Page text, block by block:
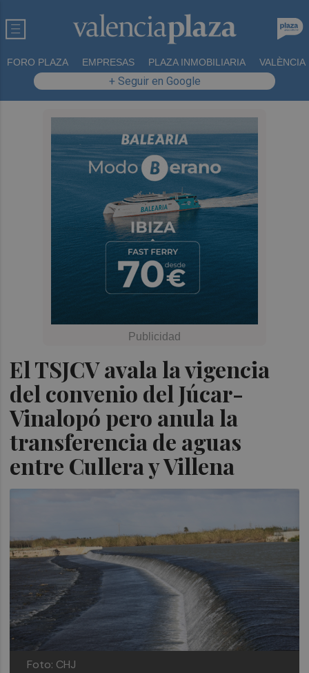
FORO PLAZA EMPRESAS PLAZA INMOBILIARIA VALÈNCIA
+ Seguir en Google
El TSJCV avala la vigencia
del convenio del Júcar-
Vinalopó pero anula la
transferencia de aguas
entre Cullera y Villena
Foto: CHJ